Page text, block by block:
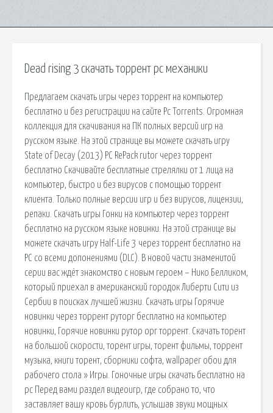
Dead rising 3 скачать торрент pc механики
Предлагаем скачать игры через торрент на компьютер
бесплатно и без регистрации на сайте Pc Torrents. Огромная
коллекция для скачивания на ПК полных версий игр на
русском языке. На этой странице вы можете скачать игру
State of Decay (2013) PC RePack rutor через торрент
бесплатно Скачивайте бесплатные стрелялки от 1 лица на
компьютер, быстро и без вирусов с помощью торрент
клиента. Только полные версии игр и без вирусов, лицензии,
репаки. Скачать игры Гонки на компьютер через торрент
бесплатно на русском языке новинки. На этой странице вы
можете скачать игру Half-Life 3 через торрент бесплатно на
PC со всеми допонениями (DLC). В новой части знаменитой
серии вас ждёт знакомство с новым героем – Нико Белликом,
который приехал в американский городок Либерти Сити из
Сербии в поисках лучшей жизни. Скачать игры Горячие
новинки через торрент руторг бесплатно на компьютер
новинки, Горячие новинки рутор орг торрент. Скачать торент
на большой скорости, торент игры, торент фильмы, торрент
музыка, книги торент, сборники софта, wallpaper обои для
рабочего стола » Игры. Гоночные игры скачать бесплатно на
pc Перед вами раздел видеоигр, где собрано то, что
заставляет вашу кровь бурлить, услышав звуки мощных